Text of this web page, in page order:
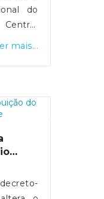
do
das
da
de
mais...